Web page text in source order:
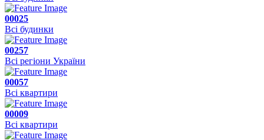
00025
Всі будинки
00257
Всі регіони України
00057
Всі квартири
00009
Всі квартири